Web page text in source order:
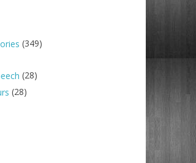
(349)
(28)
(28)